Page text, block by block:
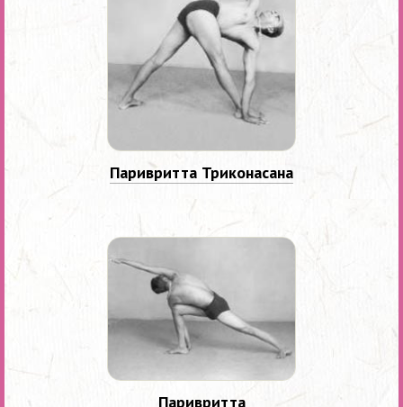
Паривритта Триконасана
Паривритта